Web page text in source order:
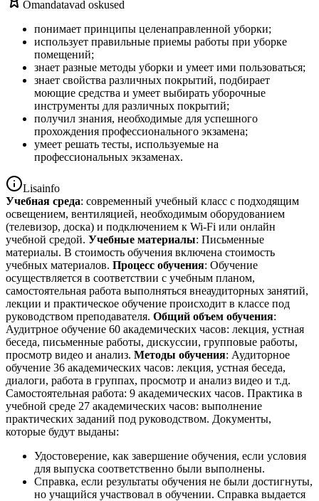
Omandatavad oskused
понимает принципы целенаправленной уборки;
использует правильные приемы работы при уборке
помещений;
знает разные методы уборки и умеет ими пользоваться;
знает свойства различных покрытий, подбирает
моющие средства и умеет выбирать уборочные
инструменты для различных покрытий;
получил знания, необходимые для успешного
прохождения профессионального экзамена;
умеет решать тесты, используемые на
профессиональных экзаменах.
Lisainfo
Учебная среда: современный учебный класс с подходящим
освещением, вентиляцией, необходимым оборудованием
(телевизор, доска) и подключением к Wi-Fi или онлайн
учебной средой. Учебные материалы: Письменные
материалы. В стоимость обучения включена стоимость
учебных материалов. Процесс обучения: Обучение
осуществляется в соответствии с учебным планом,
самостоятельная работа выполняться внеаудиторных занятий,
лекции и практическое обучение происходит в классе под
руководством преподавателя. Общий объем обучения:
Аудитрное обучение 60 академических часов: лекция, устная
беседа, письменные работы, дискуссии, групповые работы,
просмотр видео и анализ. Методы обучения: Аудиторное
обучение 36 академических часов: лекция, устная беседа,
диалоги, работа в группах, просмотр и анализ видео и т.д.
Самостоятельная работа: 9 академических часов. Практика в
учебной среде 27 академических часов: выполнение
практических заданий под руководством. Документы,
которые будут выданы:
Удостоверение, как завершение обучения, если условия
для выпуска соответственно были выполнены.
Справка, если результаты обучения не были достигнуты,
но учащийся участвовал в обучении. Справка выдается